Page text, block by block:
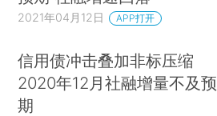
2021年04月12日 APP打开
信用债冲击叠加非标压缩
2020年12月社融增量不及预
期